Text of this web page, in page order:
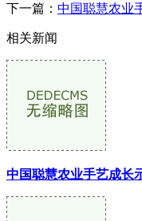
下一篇： 中国聪慧农业
相关新闻
中国聪慧农业手艺成长